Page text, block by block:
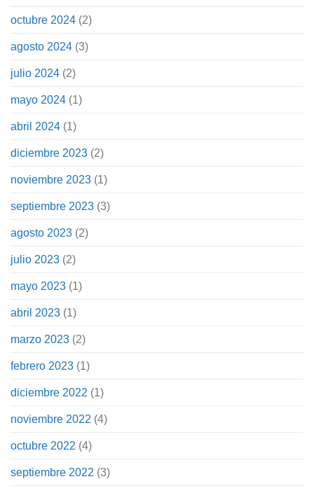
octubre 2024 (2)
agosto 2024 (3)
julio 2024 (2)
mayo 2024 (1)
abril 2024 (1)
diciembre 2023 (2)
noviembre 2023 (1)
septiembre 2023 (3)
agosto 2023 (2)
julio 2023 (2)
mayo 2023 (1)
abril 2023 (1)
marzo 2023 (2)
febrero 2023 (1)
diciembre 2022 (1)
noviembre 2022 (4)
octubre 2022 (4)
septiembre 2022 (3)